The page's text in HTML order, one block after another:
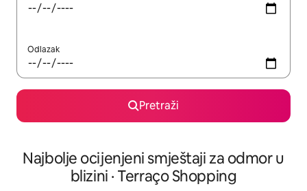
Odlazak
Pretraži
Najbolje ocijenjeni smještaji za odmor u
blizini · Terraço Shopping